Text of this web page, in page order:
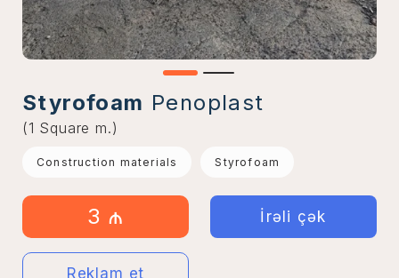
Styrofoam Penoplast
(1 Square m.)
Construction materials Styrofoam
3 ₼ İrəli çək
Reklam et